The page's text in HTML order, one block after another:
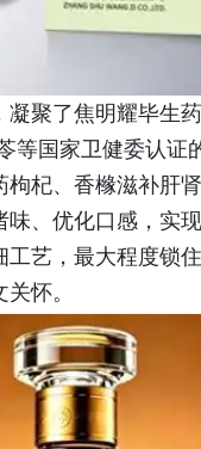
聚了焦明耀毕生
国家卫健委认证
杞、香橼滋补肝
、优化口感，实
艺，最大程度锁
怀。